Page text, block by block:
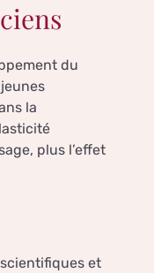
du
la
plus l’effet
et